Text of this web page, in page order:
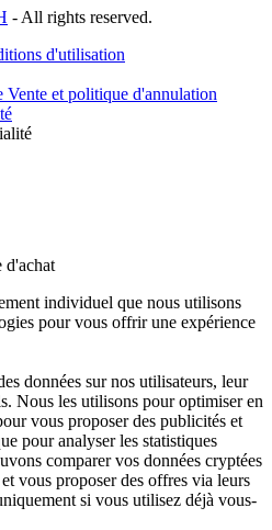
- All rights reserved.
d'utilisation
Vente et politique d'annulation
d'achat
individuel que nous utilisons
pour vous offrir une expérience
données sur nos utilisateurs, leur
Nous les utilisons pour optimiser en
vous proposer des publicités et
pour analyser les statistiques
comparer vos données cryptées
vous proposer des offres via leurs
si vous utilisez déjà vous-